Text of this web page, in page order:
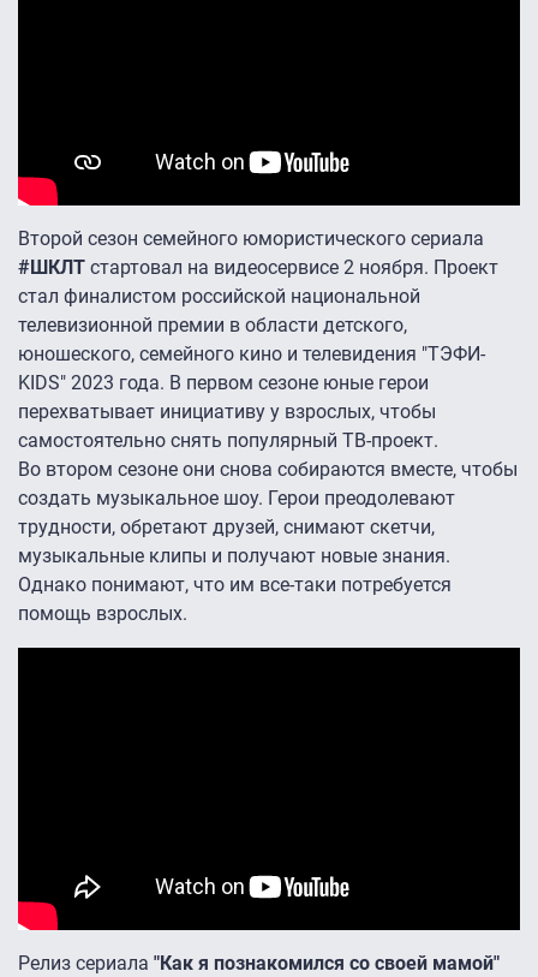
Второй сезон семейного юмористического сериала
#ШКЛТ стартовал на видеосервисе 2 ноября. Проект
стал финалистом российской национальной
телевизионной премии в области детского,
юношеского, семейного кино и телевидения "ТЭФИ-
KIDS" 2023 года. В первом сезоне юные герои
перехватывает инициативу у взрослых, чтобы
самостоятельно снять популярный ТВ-проект.
Во втором сезоне они снова собираются вместе, чтобы
создать музыкальное шоу. Герои преодолевают
трудности, обретают друзей, снимают скетчи,
музыкальные клипы и получают новые знания.
Однако понимают, что им все-таки потребуется
помощь взрослых.
Релиз сериала "Как я познакомился со своей мамой"